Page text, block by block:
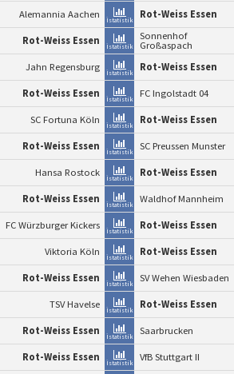
Alemannia Aachen
İstatistik
Rot-Weiss Essen
Rot-Weiss Essen
İstatistik
Sonnenhof
Großaspach
Jahn Regensburg
İstatistik
Rot-Weiss Essen
Rot-Weiss Essen
İstatistik
FC Ingolstadt 04
SC Fortuna Köln
İstatistik
Rot-Weiss Essen
Rot-Weiss Essen
İstatistik
SC Preussen Munster
Hansa Rostock
İstatistik
Rot-Weiss Essen
Rot-Weiss Essen
İstatistik
Waldhof Mannheim
FC Würzburger Kickers
İstatistik
Rot-Weiss Essen
Viktoria Köln
İstatistik
Rot-Weiss Essen
Rot-Weiss Essen
İstatistik
SV Wehen Wiesbaden
TSV Havelse
İstatistik
Rot-Weiss Essen
Rot-Weiss Essen
İstatistik
Saarbrucken
Rot-Weiss Essen
İstatistik
VfB Stuttgart II